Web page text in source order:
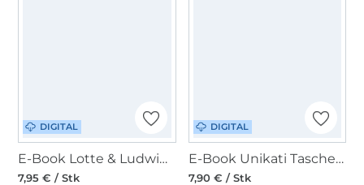
DIGITAL
E-Book Lotte & Ludwig Tasche Schmuckstück
7,95 € / Stk
DIGITAL
E-Book Unikati Tasche Noella
7,90 € / Stk